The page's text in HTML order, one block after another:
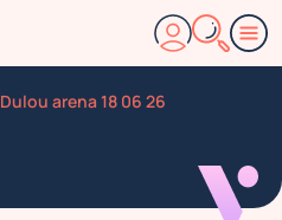
Dulou arena 18 06 26